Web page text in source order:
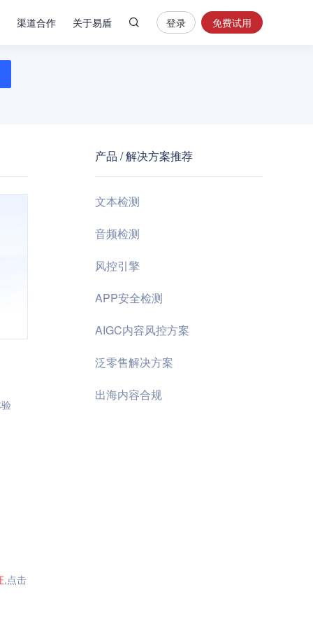
渠道合作 关于易盾
安
全
控
登录 免费试用
,点击
产品 / 解决方案推荐
文本检测
音频检测
风控引擎
APP安全检测
AIGC内容风控方案
泛零售解决方案
出海内容合规